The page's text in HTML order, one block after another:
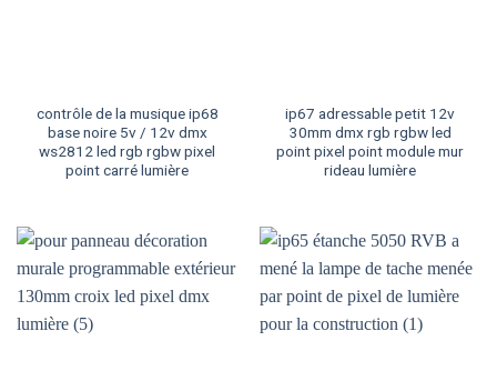
contrôle de la musique ip68
base noire 5v / 12v dmx
ws2812 led rgb rgbw pixel
point carré lumière
ip67 adressable petit 12v
30mm dmx rgb rgbw led
point pixel point module mur
rideau lumière